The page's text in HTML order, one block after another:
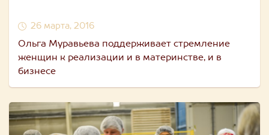
26 марта, 2016
Ольга Муравьева поддерживает стремление
женщин к реализации и в материнстве, и в
бизнесе